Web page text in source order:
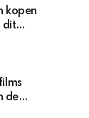
kopen
dit
de